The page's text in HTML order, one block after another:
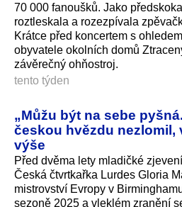
70 000 fanoušků. Jako
roztleskala a rozezpívala
Krátce před koncertem s
obyvatele okolních domů
závěrečný ohňostroj.
tento týden
„Můžu být na sebe
českou hvězdu nezlomil,
výše
Před dvěma lety mladičké
Česká čtvrtkařka Lurdes Gloria
mistrovství Evropy v
sezoně 2025 a vleklém zranění